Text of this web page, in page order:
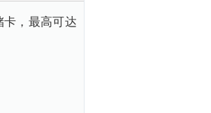
，最高可达